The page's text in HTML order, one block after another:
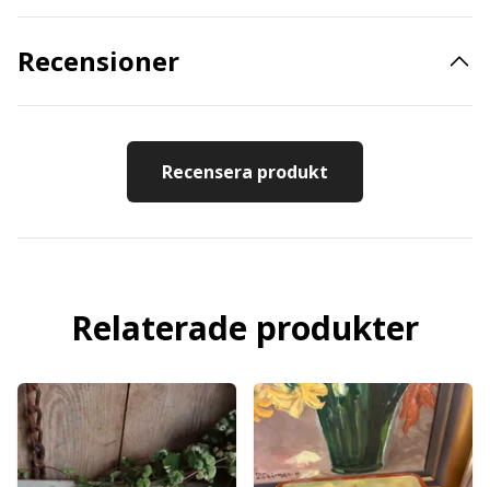
Recensioner
Recensera produkt
Relaterade produkter